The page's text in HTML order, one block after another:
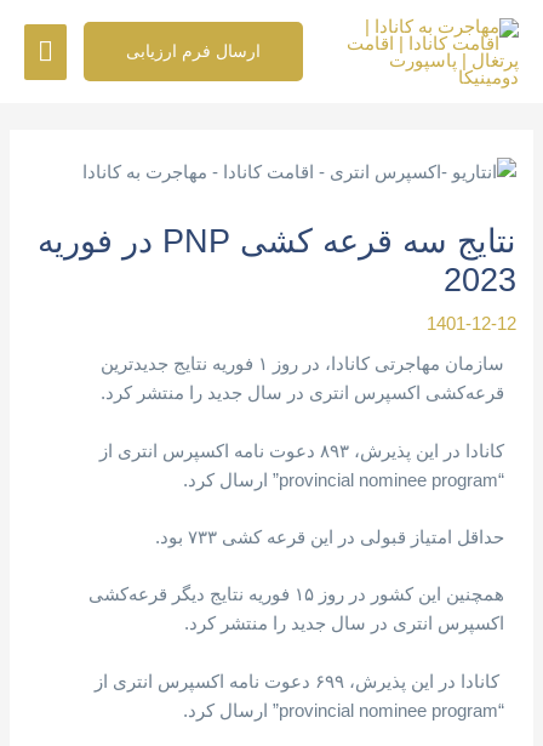
محتوا
ارسال فرم ارزیابی
نتایج سه قرعه کشی PNP در فوریه
2023
1401-12-12
سازمان مهاجرتی کانادا، در روز ۱ فوریه نتایج جدیدترین
قرعه‌کشی اکسپرس انتری در سال جدید را منتشر کرد.
کانادا در این پذیرش، ۸۹۳ دعوت نامه اکسپرس انتری از
“provincial nominee program” ارسال کرد.
حداقل امتیاز قبولی در این قرعه کشی ۷۳۳ بود.
همچنین این کشور در روز ۱۵ فوریه نتایج دیگر قرعه‌کشی
اکسپرس انتری در سال جدید را منتشر کرد.
کانادا در این پذیرش، ۶۹۹ دعوت نامه اکسپرس انتری از
“provincial nominee program” ارسال کرد.